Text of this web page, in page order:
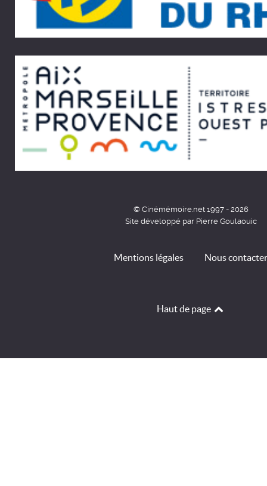
© Cinémémoire.net 1997 - 2026
Site développé par Pierre Goulaouic
Mentions légales Nous contacter
Haut de page